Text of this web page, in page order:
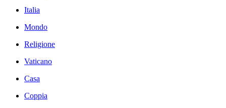
Italia
Mondo
Religione
Vaticano
Casa
Coppia